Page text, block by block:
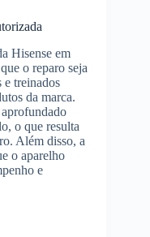
Hisense em
o reparo seja
treinados
da marca.
o que resulta
Além disso, a
o aparelho
e